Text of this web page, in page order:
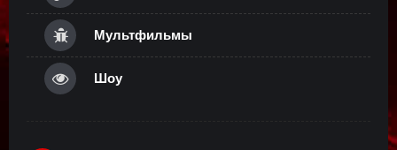
Мультфильмы
Шоу